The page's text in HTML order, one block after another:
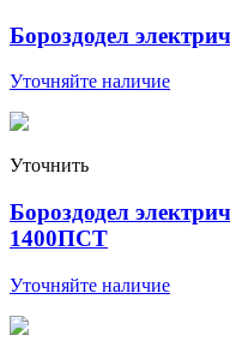
Бороздодел
Уточняйте наличие
Уточнить
Бороздодел
1400ПСТ
Уточняйте наличие